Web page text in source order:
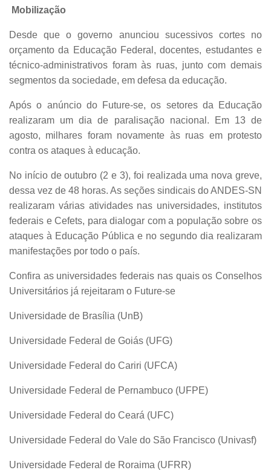
Mobilização
Desde que o governo anunciou sucessivos cortes no
orçamento da Educação Federal, docentes, estudantes e
técnico-administrativos foram às ruas, junto com demais
segmentos da sociedade, em defesa da educação.
Após o anúncio do Future-se, os setores da Educação
realizaram um dia de paralisação nacional. Em 13 de
agosto, milhares foram novamente às ruas em protesto
contra os ataques à educação.
No início de outubro (2 e 3), foi realizada uma nova greve,
dessa vez de 48 horas. As seções sindicais do ANDES-SN
realizaram várias atividades nas universidades, institutos
federais e Cefets, para dialogar com a população sobre os
ataques à Educação Pública e no segundo dia realizaram
manifestações por todo o país.
Confira as universidades federais nas quais os Conselhos
Universitários já rejeitaram o Future-se
Universidade de Brasília (UnB)
Universidade Federal de Goiás (UFG)
Universidade Federal do Cariri (UFCA)
Universidade Federal de Pernambuco (UFPE)
Universidade Federal do Ceará (UFC)
Universidade Federal do Vale do São Francisco (Univasf)
Universidade Federal de Roraima (UFRR)